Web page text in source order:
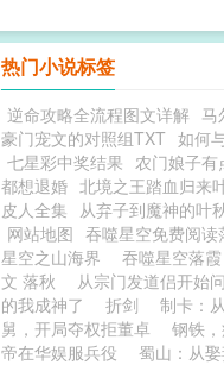
热门小说标签
逆命攻略全流程图文详解 马
豪门宠文的对照组TXT 如何
七星彩中奖结果 农门娘子有
都想退婚 北境之王踏血归来
皮人全集 从弃子到魔神的叶
网站地图 吞噬星空免费阅读
星空之山海界
吞噬星空落霞
文 落秋
从宗门发道侣开始
的我成神了
折剑 制卡：
舅，开局夺权拒董卓
钢铁
帝在华娱服兵役
蜀山：从